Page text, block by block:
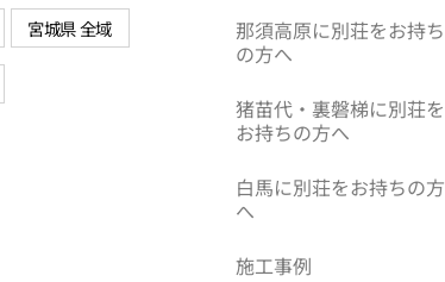
宮城県 全域
那須高原に別荘をお持ち
の方へ
猪苗代・裏磐梯に別荘を
お持ちの方へ
白馬に別荘をお持ちの方
へ
施工事例